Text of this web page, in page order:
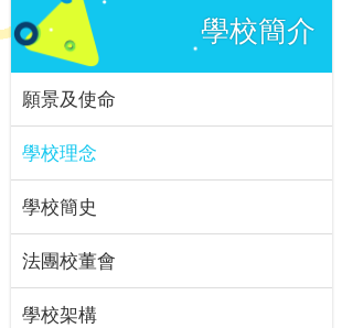
學校簡介
願景及使命
學校理念
學校簡史
法團校董會
學校架構